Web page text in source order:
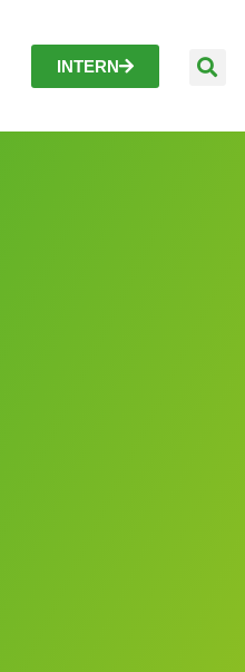
INTERN